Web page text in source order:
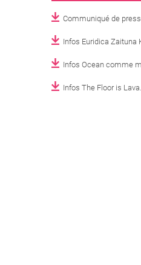
Communiqué de
Infos Euridica Zaituna
Infos Ocean comme
Infos The Floor is